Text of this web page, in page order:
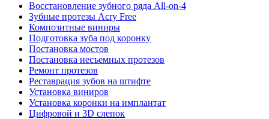
Восстановление зубного ряда All‑on‑4
Зубные протезы Acry Free
Композитные виниры
Подготовка зуба под коронку
Постановка мостов
Постановка несъемных протезов
Ремонт протезов
Реставрация зубов на штифте
Установка виниров
Установка коронки на имплантат
Цифровой и 3D слепок